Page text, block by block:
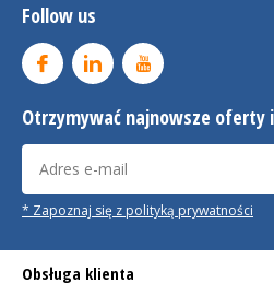
Follow us
Otrzymywać najnowsze oferty
* Zapoznaj się z polityką prywatności
Obsługa klienta